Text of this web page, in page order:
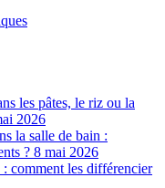
les pâtes, le riz ou la
2026
la salle de bain :
? 8 mai 2026
: comment les différencier